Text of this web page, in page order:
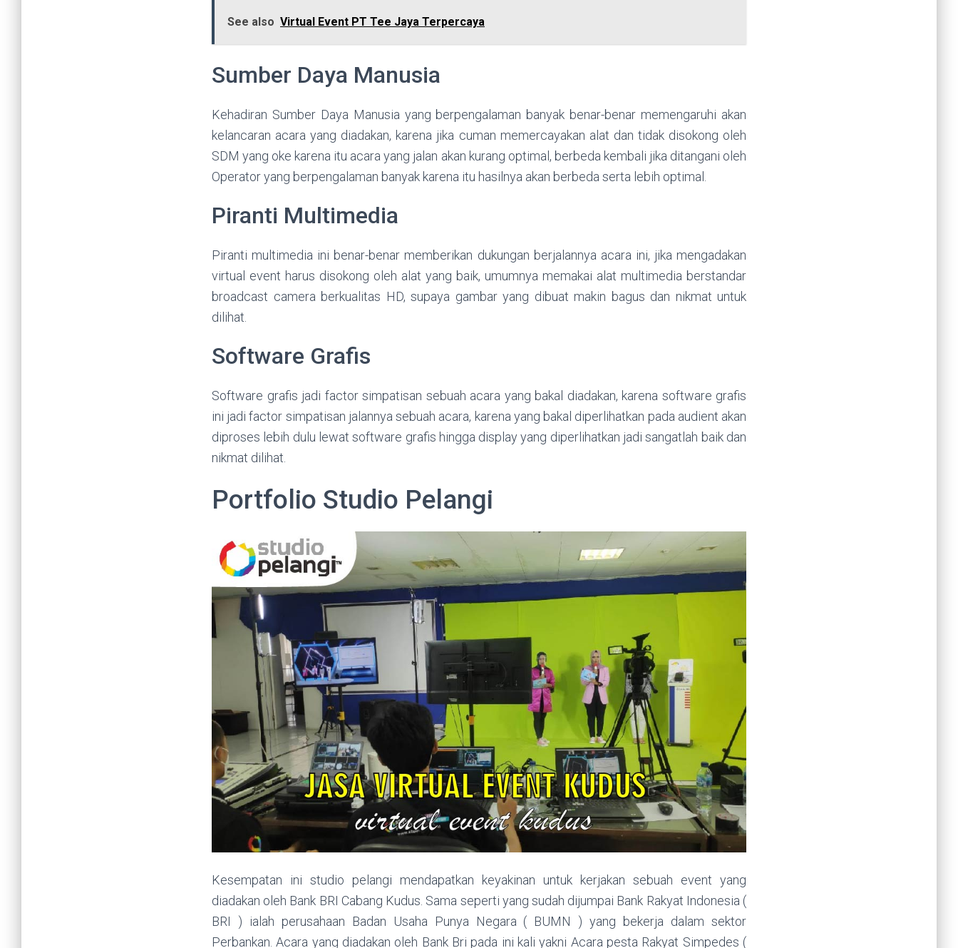
See also Virtual Event PT Tee Jaya Terpercaya
Sumber Daya Manusia
Kehadiran Sumber Daya Manusia yang berpengalaman banyak benar-benar memengaruhi akan
kelancaran acara yang diadakan, karena jika cuman memercayakan alat dan tidak disokong oleh
SDM yang oke karena itu acara yang jalan akan kurang optimal, berbeda kembali jika ditangani oleh
Operator yang berpengalaman banyak karena itu hasilnya akan berbeda serta lebih optimal.
Piranti Multimedia
Piranti multimedia ini benar-benar memberikan dukungan berjalannya acara ini, jika mengadakan
virtual event harus disokong oleh alat yang baik, umumnya memakai alat multimedia berstandar
broadcast camera berkualitas HD, supaya gambar yang dibuat makin bagus dan nikmat untuk
dilihat.
Software Grafis
Software grafis jadi factor simpatisan sebuah acara yang bakal diadakan, karena software grafis
ini jadi factor simpatisan jalannya sebuah acara, karena yang bakal diperlihatkan pada audient akan
diproses lebih dulu lewat software grafis hingga display yang diperlihatkan jadi sangatlah baik dan
nikmat dilihat.
Portfolio Studio Pelangi
Kesempatan ini studio pelangi mendapatkan keyakinan untuk kerjakan sebuah event yang
diadakan oleh Bank BRI Cabang Kudus. Sama seperti yang sudah dijumpai Bank Rakyat Indonesia (
BRI ) ialah perusahaan Badan Usaha Punya Negara ( BUMN ) yang bekerja dalam sektor
Perbankan. Acara yang diadakan oleh Bank Bri pada ini kali yakni Acara pesta Rakyat Simpedes (